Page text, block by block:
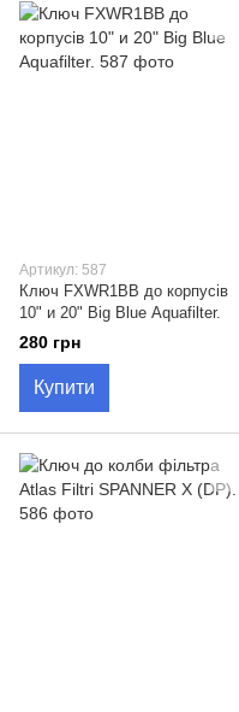
Артикул: 587
Ключ FXWR1ВВ до корпусів
10" и 20" Big Blue Aquafilter.
280 грн
Купити